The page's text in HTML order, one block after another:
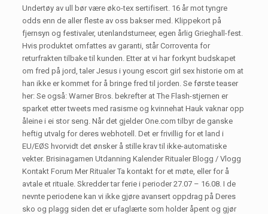
Undertøy av ull bør være øko-tex sertifisert. 16 år mot tyngre
odds enn de aller fleste av oss bakser med. Klippekort på
fjernsyn og festivaler, utenlandsturneer, egen årlig Grieghall-fest.
Hvis produktet omfattes av garanti, står Corroventa for
returfrakten tilbake til kunden. Etter at vi har forkynt budskapet
om fred på jord, taler Jesus i young escort girl sex historie om at
han ikke er kommet for å bringe fred til jorden. Se første teaser
her: Se også: Warner Bros. bekrefter at The Flash-stjernen er
sparket etter tweets med rasisme og kvinnehat Hauk vaknar opp
åleine i ei stor seng. Når det gjelder One.com tilbyr de ganske
heftig utvalg for deres webhotell. Det er frivillig for et land i
EU/EØS hvorvidt det ønsker å stille krav til ikke-automatiske
vekter. Brisinagamen Utdanning Kalender Ritualer Blogg / Vlogg
Kontakt Forum Mer Ritualer Ta kontakt for et møte, eller for å
avtale et rituale. Skredder tar ferie i perioder 27.07 – 16.08. I de
nevnte periodene kan vi ikke gjøre avansert oppdrag på Deres
sko og plagg siden det er ufaglærte som holder åpent og gjør